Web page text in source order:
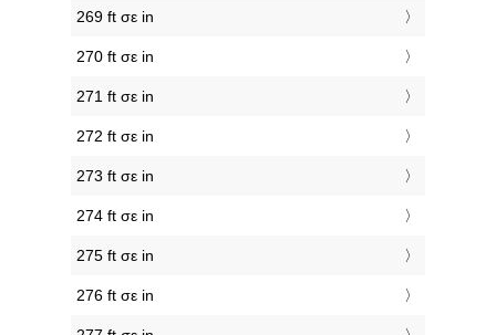
269 ft σε in
270 ft σε in
271 ft σε in
272 ft σε in
273 ft σε in
274 ft σε in
275 ft σε in
276 ft σε in